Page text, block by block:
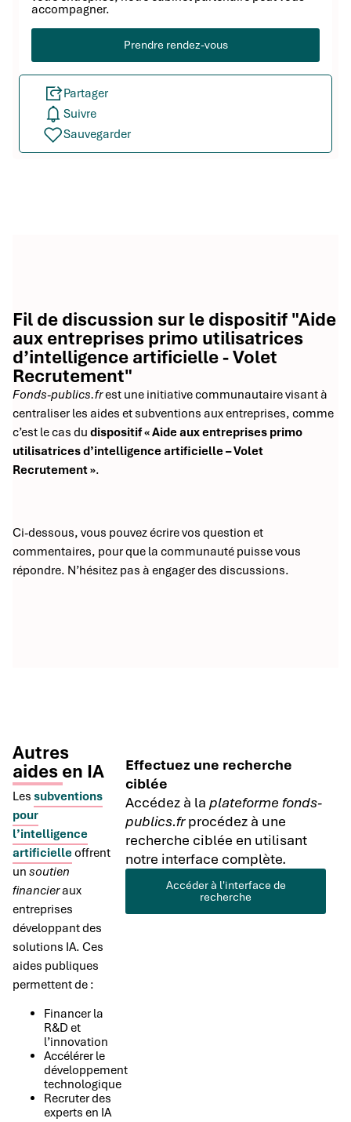
accompagner.
Prendre rendez-vous
Partager
Suivre
Sauvegarder
Fil de discussion sur le dispositif "Aide
aux entreprises primo utilisatrices
d’intelligence artificielle - Volet
Recrutement"
Fonds-publics.frest une initiative communautaire visant à
centraliser les aides et subventions aux entreprises, comme
c’est le cas du dispositif « Aide aux entreprises primo
utilisatrices d’intelligence artificielle – Volet
Recrutement ».
Ci-dessous, vous pouvez écrire vos question et
commentaires, pour que la communauté puisse vous
répondre. N’hésitez pas à engager des discussions.
Autres
aides en IA
Les subventions
pour
l’intelligence
artificielleoffrent
un soutien
financieraux
entreprises
développant des
solutions IA. Ces
aides publiques
permettent de :
Financer la
R&D et
l’innovation
Accélérer le
développement
technologique
Recruter des
experts en IA
Effectuez une recherche
ciblée
Accédez à laplateforme fonds-
publics.frprocédez à une
recherche ciblée en utilisant
notre interface complète.
Accéder à l'interface de
recherche